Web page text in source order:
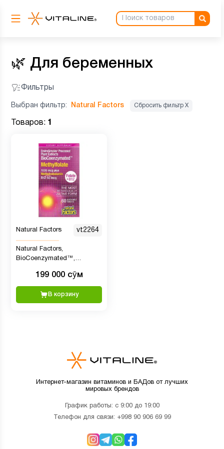
🌿 Для беременных
Фильтры
Выбран фильтр: Natural Factors Сбросить фильтр Х
Товаров: 1
Natural Factors vt2264
Natural Factors,
BioCoenzymated™,
быстрорастворимых
таблеток
199 000 сӯм
В корзину
Интернет-магазин витаминов и БАДов от лучших
мировых брендов
График работы: с 9:00 до 19:00
Телефон для связи: +998 90 906 69 99